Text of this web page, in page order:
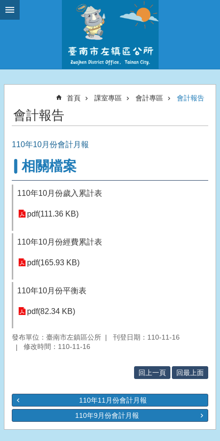
跳到主要內容區塊
首頁 課室專區 會計專區 會計報告
會計報告
110年10月份會計月報
相關檔案
110年10月份歲入累計表
pdf(111.36 KB)
110年10月份經費累計表
pdf(165.93 KB)
110年10月份平衡表
pdf(82.34 KB)
發布單位：臺南市左鎮區公所
刊登日期：110-11-16
修改時間：110-11-16
回上一頁 回最上面
110年11月份會計月報
110年9月份會計月報